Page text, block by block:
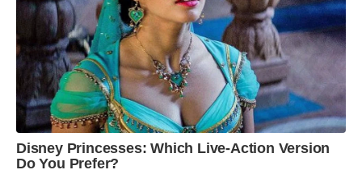
Disney Princesses: Which Live-Action Version
Do You Prefer?